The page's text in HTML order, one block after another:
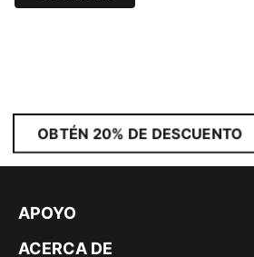
OBTÉN 20% DE DESCUENTO
APOYO
ACERCA DE